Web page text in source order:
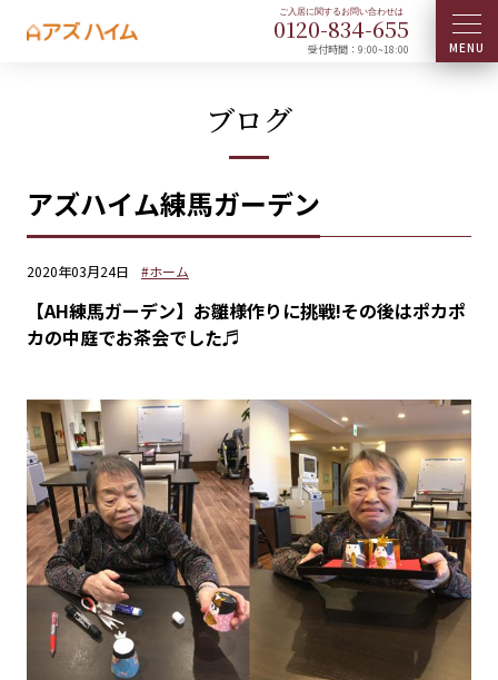
0120-834-655
受付時間：9:00~18:00
ブログ
アズハイム練馬ガーデン
2020年03月24日 #ホーム
【AH練馬ガーデン】お雛様作りに挑戦!その後はポカポ
カの中庭でお茶会でした♬